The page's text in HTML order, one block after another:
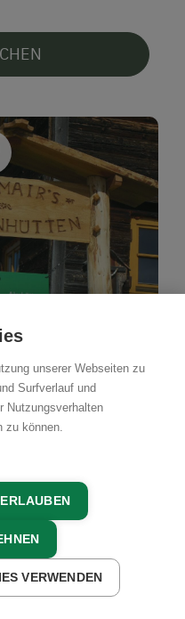
unserer Webseiten zu
Surfverlauf und
Nutzungsverhalten
zu können.
VERWENDEN